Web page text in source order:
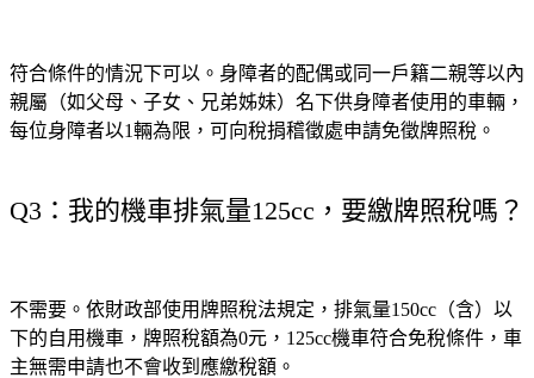
符合條件的情況下可以。身障者的配偶或同一戶籍二親等以內
親屬（如父母、子女、兄弟姊妹）名下供身障者使用的車輛，
每位身障者以1輛為限，可向稅捐稽徵處申請免徵牌照稅。
Q3：我的機車排氣量125cc，要繳牌照稅嗎？
不需要。依財政部使用牌照稅法規定，排氣量150cc（含）以
下的自用機車，牌照稅額為0元，125cc機車符合免稅條件，車
主無需申請也不會收到應繳稅額。